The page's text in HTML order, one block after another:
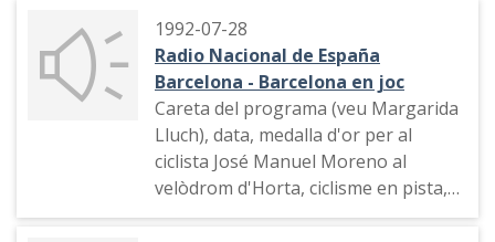
Ronda, esports (El Tour de France)
1992-07-28
Radio Nacional de España
Barcelona - Barcelona en joc
Careta del programa (veu Margarida
Lluch), data, medalla d'or per al
ciclista José Manuel Moreno al
velòdrom d'Horta, ciclisme en pista,
natació a les piscines Picornell, rem